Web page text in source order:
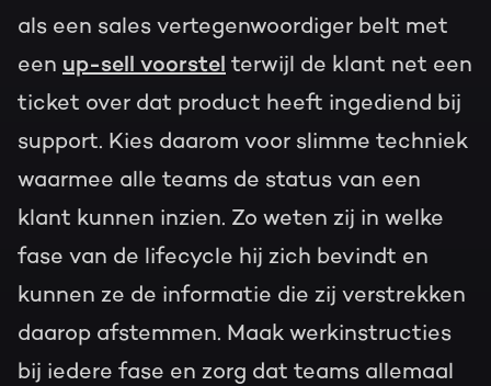
als een sales vertegenwoordiger belt met
een up-sell voorstel terwijl de klant net een
ticket over dat product heeft ingediend bij
support. Kies daarom voor slimme techniek
waarmee alle teams de status van een
klant kunnen inzien. Zo weten zij in welke
fase van de lifecycle hij zich bevindt en
kunnen ze de informatie die zij verstrekken
daarop afstemmen. Maak werkinstructies
bij iedere fase en zorg dat teams allemaal